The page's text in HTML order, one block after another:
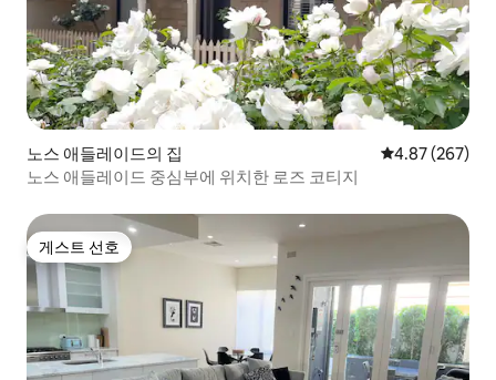
노스 애들레이드의 집 평점 4.87점(5
4.87 (267)
노스 애들레이드 중심부에 위치한 로즈 코티지
게스트 선호
게스트 선호